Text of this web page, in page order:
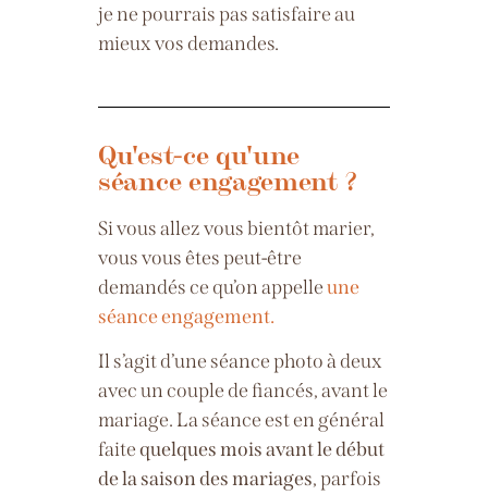
je ne pourrais pas satisfaire au
mieux vos demandes.
Qu'est-ce qu'une
séance engagement ?
Si vous allez vous bientôt marier,
vous vous êtes peut-être
demandés ce qu’on appelleune
séance engagement.
Il s’agit d’une séance photo à deux
avec un couple de fiancés, avant le
mariage. La séance est en général
faitequelques mois avant le début
de la saison des mariages, parfois